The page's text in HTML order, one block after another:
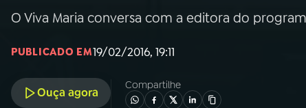
03PROGRAMAÇÃO
O Viva Maria conversa com a editora do
PUBLICADO EM19/02/2016, 19:11
Ouça agora
Compartilhe